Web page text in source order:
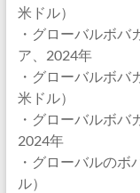
米ドル）
・グローバルボバ
ア、2024年
・グローバルボ
米ドル）
・グローバルボバ
2024年
・グローバルの
ル）